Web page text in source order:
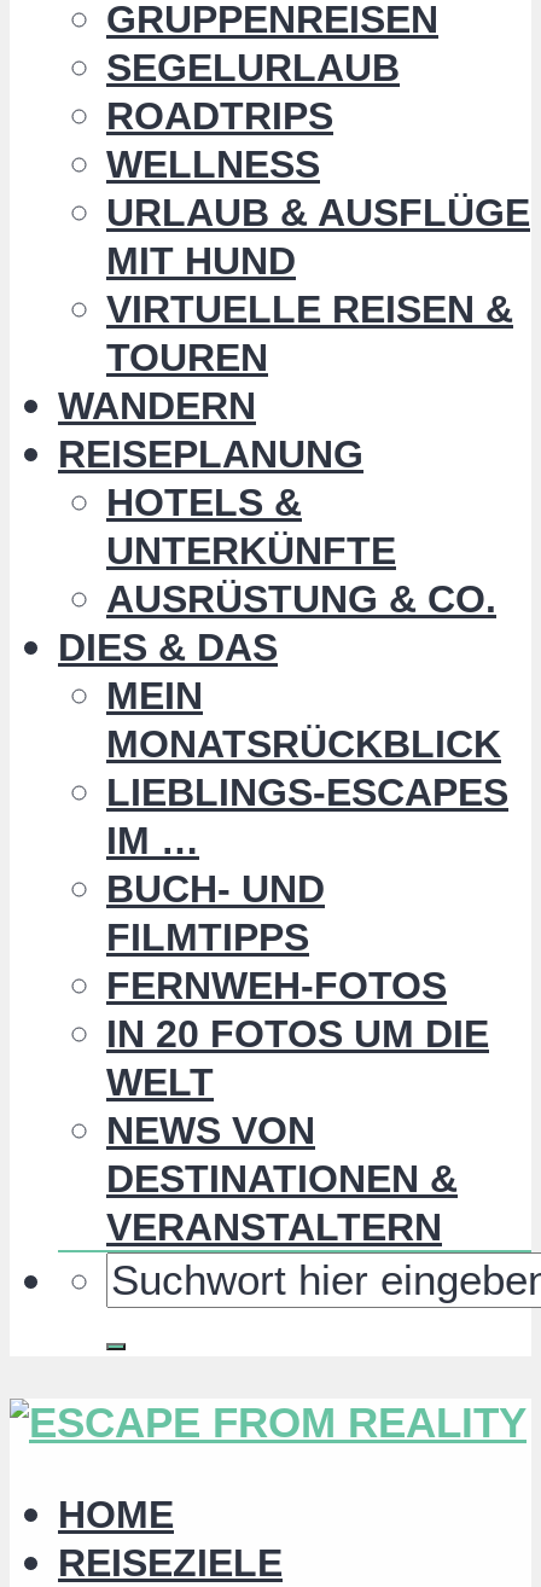
GRUPPENREISEN
SEGELURLAUB
ROADTRIPS
WELLNESS
URLAUB & AUSFLÜGE
MIT HUND
VIRTUELLE REISEN &
TOUREN
WANDERN
REISEPLANUNG
HOTELS &
UNTERKÜNFTE
AUSRÜSTUNG & CO.
DIES & DAS
MEIN
MONATSRÜCKBLICK
LIEBLINGS-ESCAPES
IM …
BUCH- UND
FILMTIPPS
FERNWEH-FOTOS
IN 20 FOTOS UM DIE
WELT
NEWS VON
DESTINATIONEN &
VERANSTALTERN
HOME
REISEZIELE